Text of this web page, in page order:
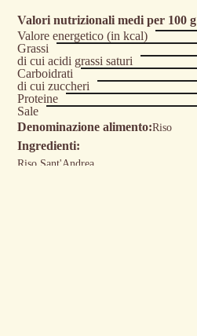
Valori nutrizionali medi per 100 g
Valore energetico (in kcal)
Grassi
di cui acidi grassi saturi
Carboidrati
di cui zuccheri
Proteine
Sale
Denominazione alimento:Riso
Ingredienti:
Riso Sant'Andrea